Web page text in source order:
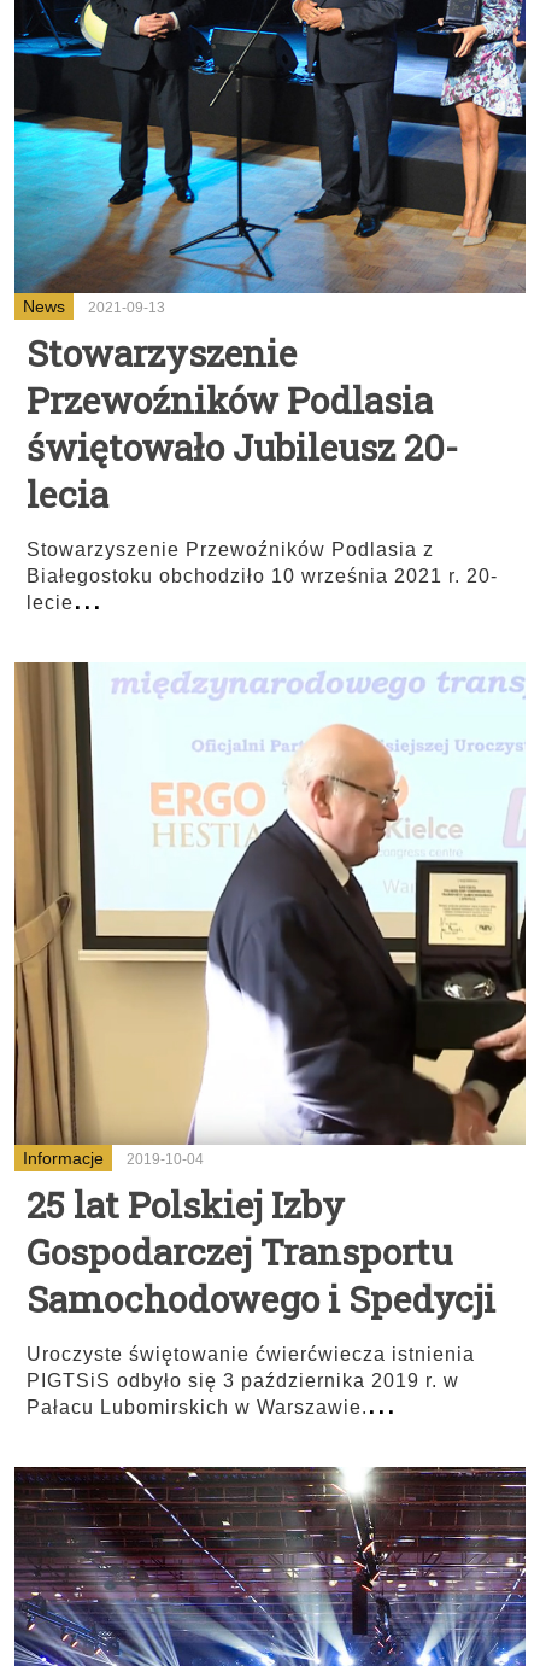
News 2021-09-13
Stowarzyszenie
Przewoźników Podlasia
świętowało Jubileusz 20-
lecia
Stowarzyszenie Przewoźników Podlasia z
Białegostoku obchodziło 10 września 2021 r. 20-
lecie...
Informacje 2019-10-04
25 lat Polskiej Izby
Gospodarczej Transportu
Samochodowego i Spedycji
Uroczyste świętowanie ćwierćwiecza istnienia
PIGTSiS odbyło się 3 października 2019 r. w
Pałacu Lubomirskich w Warszawie. ...